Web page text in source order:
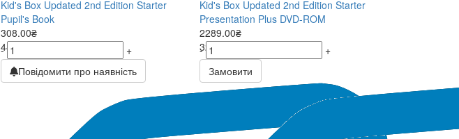
Kid's Box Updated 2nd Edition Starter
Pupil's Book
308.00₴
440.00₴
-
+
Повідомити про наявність
Kid's Box Updated 2nd Edition Starter
Presentation Plus DVD-ROM
2289.00₴
3270.00₴
-
+
Замовити